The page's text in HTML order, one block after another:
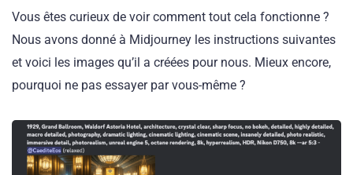
Vous êtes curieux de voir comment tout cela fonctionne ?
Nous avons donné à Midjourney les instructions suivantes
et voici les images qu’il a créées pour nous. Mieux encore,
pourquoi ne pas essayer par vous-même ?